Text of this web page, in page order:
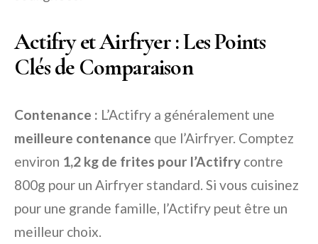
Actifry et Airfryer : Les Points
Clés de Comparaison
Contenance : L’Actifry a généralement une
meilleure contenance que l’Airfryer. Comptez
environ 1,2 kg de frites pour l’Actifry contre
800g pour un Airfryer standard. Si vous cuisinez
pour une grande famille, l’Actifry peut être un
meilleur choix.